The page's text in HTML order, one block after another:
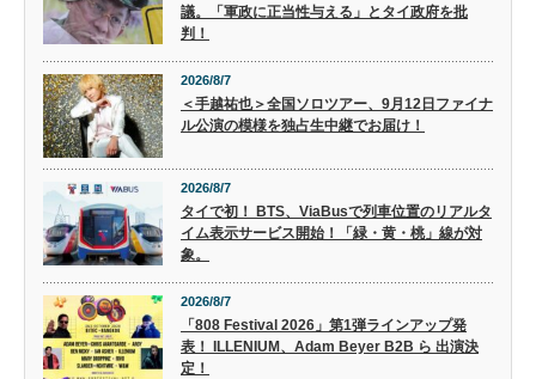
議。「軍政に正当性与える」とタイ政府を批
判！
2026/8/7
＜手越祐也＞全国ソロツアー、9月12日ファイナ
ル公演の模様を独占生中継でお届け！
2026/8/7
タイで初！ BTS、ViaBusで列車位置のリアルタ
イム表示サービス開始！「緑・黄・桃」線が対
象。
2026/8/7
「808 Festival 2026」第1弾ラインアップ発
表！ ILLENIUM、Adam Beyer B2B ら 出演決
定！